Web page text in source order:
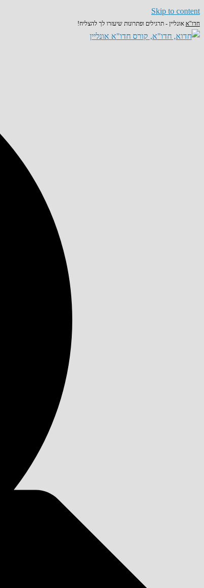
Skip to content
חדו"א אונליין - תרגילים ופתרונות שיעזרו לך להצליח!